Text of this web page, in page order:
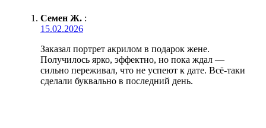
Семен Ж. :
15.02.2026
Заказал портрет акрилом в подарок жене.
Получилось ярко, эффектно, но пока ждал —
сильно переживал, что не успеют к дате. Всё-таки
сделали буквально в последний день.